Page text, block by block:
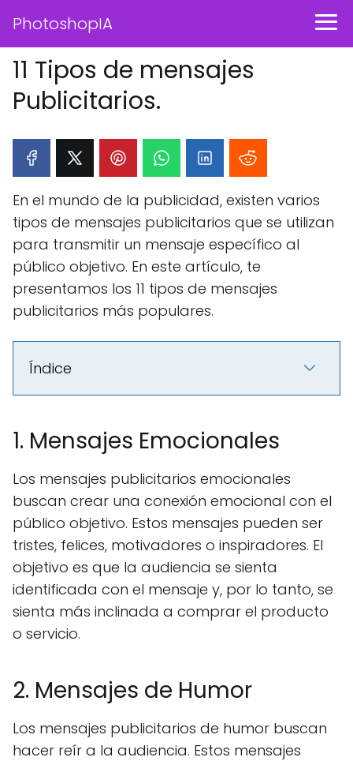
PhotoshopIA
11 Tipos de mensajes
Publicitarios.
En el mundo de la publicidad, existen varios
tipos de mensajes publicitarios que se utilizan
para transmitir un mensaje específico al
público objetivo. En este artículo, te
presentamos los 11 tipos de mensajes
publicitarios más populares.
Índice
1. Mensajes Emocionales
Los mensajes publicitarios emocionales
buscan crear una conexión emocional con el
público objetivo. Estos mensajes pueden ser
tristes, felices, motivadores o inspiradores. El
objetivo es que la audiencia se sienta
identificada con el mensaje y, por lo tanto, se
sienta más inclinada a comprar el producto
o servicio.
2. Mensajes de Humor
Los mensajes publicitarios de humor buscan
hacer reír a la audiencia. Estos mensajes